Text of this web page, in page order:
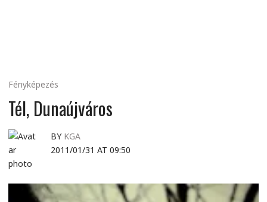
Fényképezés
Tél, Dunaújváros
BY KGA
2011/01/31 AT 09:50